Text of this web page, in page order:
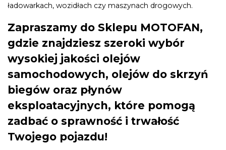
ładowarkach, wozidłach czy maszynach drogowych.
Zapraszamy do Sklepu MOTOFAN,
gdzie znajdziesz szeroki wybór
wysokiej jakości olejów
samochodowych, olejów do skrzyń
biegów oraz płynów
eksploatacyjnych, które pomogą
zadbać o sprawność i trwałość
Twojego pojazdu!